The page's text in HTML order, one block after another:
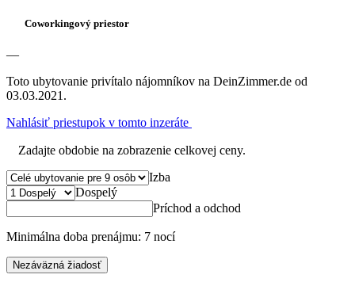
Coworkingový priestor
—
Toto ubytovanie privítalo nájomníkov na DeinZimmer.de od
03.03.2021.
Nahlásiť priestupok v tomto inzeráte
Zadajte obdobie na zobrazenie celkovej ceny.
Izba
Dospelý
Príchod a odchod
Minimálna doba prenájmu: 7 nocí
Nezáväzná žiadosť